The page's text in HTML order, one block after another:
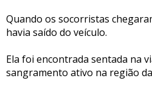
Quando os socorristas
havia saído do veículo.
Ela foi encontrada sentada na
sangramento ativo na região